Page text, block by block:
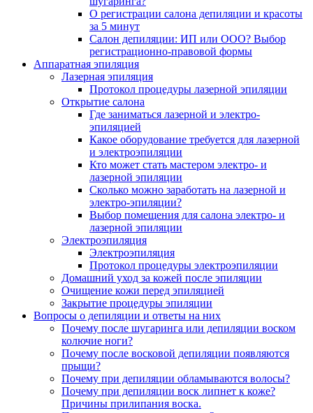
О регистрации салона депиляции и красоты
за 5 минут
Салон депиляции: ИП или ООО? Выбор
регистрационно-правовой формы
Аппаратная эпиляция
Лазерная эпиляция
Протокол процедуры лазерной эпиляции
Открытие салона
Где заниматься лазерной и электро-
эпиляцией
Какое оборудование требуется для лазерной
и электроэпиляции
Кто может стать мастером электро- и
лазерной эпиляции
Сколько можно заработать на лазерной и
электро-эпиляции?
Выбор помещения для салона электро- и
лазерной эпиляции
Электроэпиляция
Электроэпиляция
Протокол процедуры электроэпиляции
Домашний уход за кожей после эпиляции
Очищение кожи перед эпиляцией
Закрытие процедуры эпиляции
Вопросы о депиляции и ответы на них
Почему после шугаринга или депиляции воском
колючие ноги?
Почему после восковой депиляции появляются
прыщи?
Почему при депиляции обламываются волосы?
Почему при депиляции воск липнет к коже?
Причины прилипания воска.